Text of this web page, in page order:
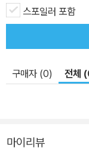
고유의 맛을 살린 표
이 없게 했다. 한국
다산북스의 기획으로 다시 경험
에 자리 잡은 전쟁의 그늘 돈을 좇는 인간군상들의 민낯 다
서 새롭게 출간된 『
는 점에서 『시장과
스포일러 포함
구매자 (0) 전체
마이리뷰